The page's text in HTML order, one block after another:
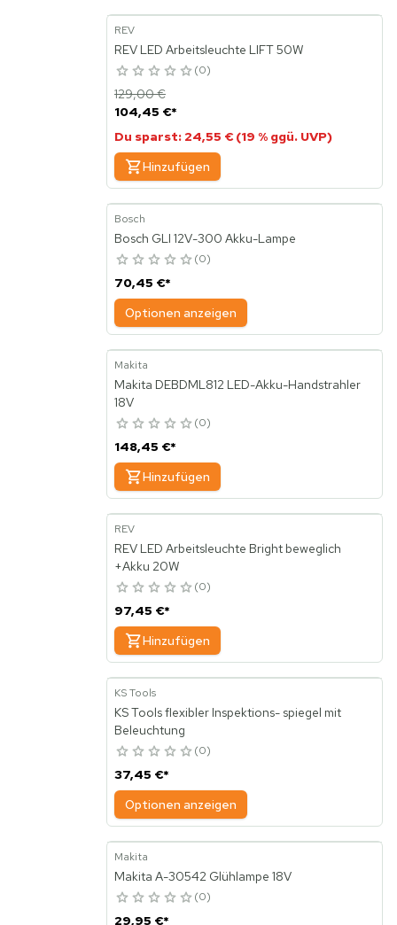
REV
REV LED Arbeitsleuchte LIFT 50W
0
104,45 €*
129,00 €
Du sparst: 24,55 € (19 % ggü. UVP)
Hinzufügen
Bosch
Bosch GLI 12V-300 Akku-Lampe
0
70,45 €*
Optionen anzeigen
Makita
Makita DEBDML812 LED-Akku-Handstrahler
18V
0
148,45 €*
Hinzufügen
REV
REV LED Arbeitsleuchte Bright beweglich
+Akku 20W
0
97,45 €*
Hinzufügen
KS Tools
KS Tools flexibler Inspektions- spiegel mit
Beleuchtung
0
37,45 €*
Optionen anzeigen
Makita
Makita A-30542 Glühlampe 18V
0
29,95 €*